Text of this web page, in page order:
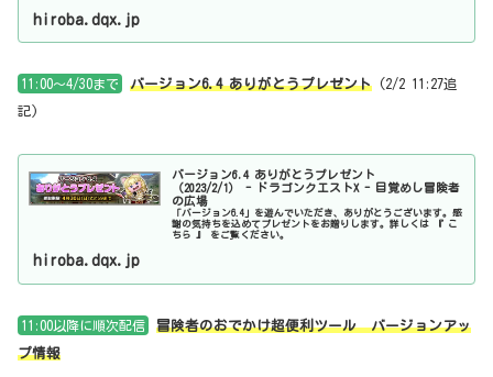
hiroba.dqx.jp
11:00～4/30まで バージョン6.4 ありがとうプレゼント (2/2 11:27追
記)
バージョン6.4 ありがとうプレゼント
（2023/2/1） - ドラゴンクエストX - 目覚めし冒険者
の広場
「バージョン6.4」を遊んでいただき、ありがとうございます。感
謝の気持ちを込めてプレゼントをお贈りします。詳しくは 『 こ
ちら 』 をご覧ください。
hiroba.dqx.jp
11:00以降に順次配信
冒険者のおでかけ超便利ツール バージョンアッ
プ情報